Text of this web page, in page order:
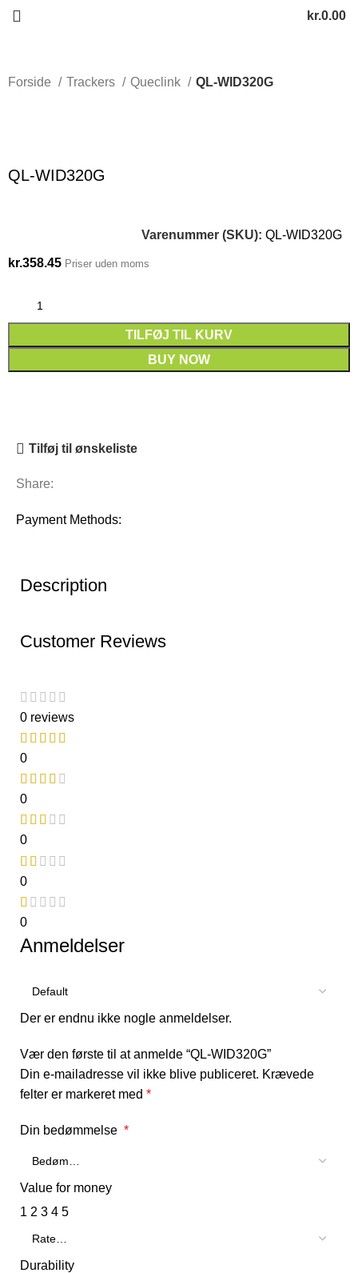
kr.0.00
Forside Trackers Queclink QL-WID320G
QL-WID320G
Varenummer (SKU): QL-WID320G
kr.358.45 Priser uden moms
TILFØJ TIL KURV
BUY NOW
Tilføj til ønskeliste
Share:
Payment Methods:
Description
Customer Reviews
0 reviews
0
0
0
0
0
Anmeldelser
Der er endnu ikke nogle anmeldelser.
Vær den første til at anmelde “QL-WID320G”
Din e-mailadresse vil ikke blive publiceret. Krævede
felter er markeret med *
Din bedømmelse *
Value for money
1 2 3 4 5
Durability